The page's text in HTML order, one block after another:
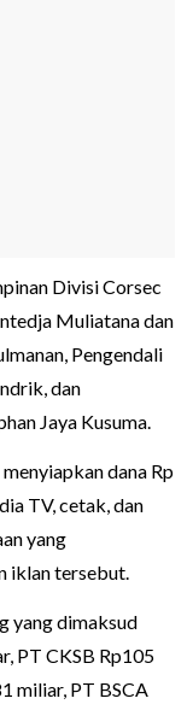
Divisi Corsec
Muliatana dan
Pengendali
dan
Jaya Kusuma.
dana Rp
TV, cetak, dan
yang
iklan tersebut.
yang dimaksud
PT CKSB Rp105
miliar, PT BSCA